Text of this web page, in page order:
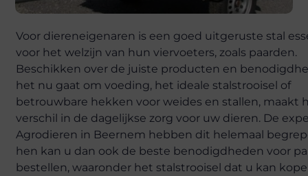
Voor diereneigenaren is een goed uitgeruste stal
voor het welzijn van hun viervoeters, zoals paarden.
Beschikken over de juiste producten en
het nu gaat om voeding, het ideale stalstrooisel of
betrouwbare hekken voor weides en stallen, maakt
verschil in de dagelijkse zorg voor uw dieren. De
Agrodieren in Beernem hebben dit helemaal
hen kan u dan ook de beste benodigdheden voor
bestellen, waaronder het stalstrooisel dat u kan